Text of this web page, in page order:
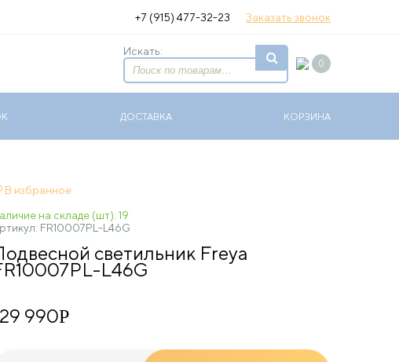
+7 (915) 477-32-23 Заказать звонок
Искать:
0
ДОСТАВКА КОРЗИНА
на складе (шт): 19
В избранное
светильник Freya
L46G
29 990Р
FR10007PL-L46G